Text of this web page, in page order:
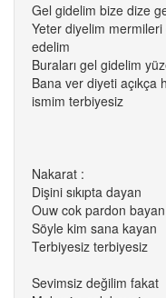
Gel gidelim bize dize
Yeter diyelim
edelim
Buraları gel gidelim
Bana ver diyeti
ismim terbiyesiz
Nakarat :
Dişini sıkıpta dayan
Ouw cok pardon bayan
Söyle kim sana kayan
Terbiyesiz terbiyesiz
Sevimsiz değilim fakat